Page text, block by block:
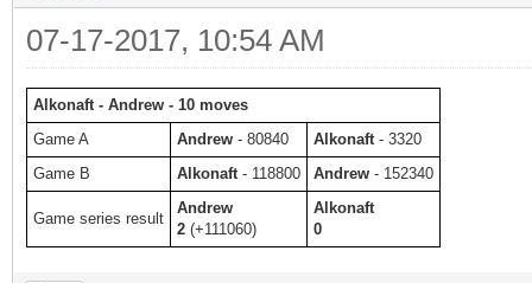
07-17-2017, 10:54 AM
Alkonaft - Andrew - 10 moves
Game A
Andrew - 80840 Alkonaft - 3320
Game B
Alkonaft - 118800 Andrew - 152340
Game series result
Andrew
2 (+111060)
Alkonaft
0